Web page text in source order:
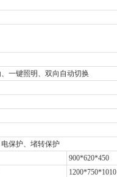
一键照明、双向自动切换
保护、堵转保护
900*620*450
1200*750*1010